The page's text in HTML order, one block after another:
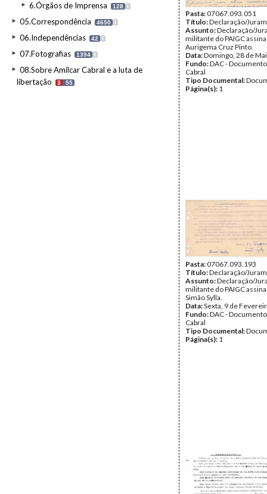
6.Órgãos de Imprensa 128 I
05.Correspondência 4650 I
06.Independências 42 I
07.Fotografias 1394 I
08.Sobre Amílcar Cabral e a luta de
libertação
3 55
Pasta:07067.093.051
Título:Declaração/
Assunto:Declaração/
militante do PAIGC
Aurigema Cruz Pinto.
Data:Domingo, 28 de
Fundo:DAC -
Cabral
Tipo Documental:
Página(s): 1
Pasta:07067.093.193
Título:Declaração/
Assunto:Declaração/
militante do PAIGC
Simão Sylla.
Data:Sexta, 9 de
Fundo:DAC -
Cabral
Tipo Documental:
Página(s): 1